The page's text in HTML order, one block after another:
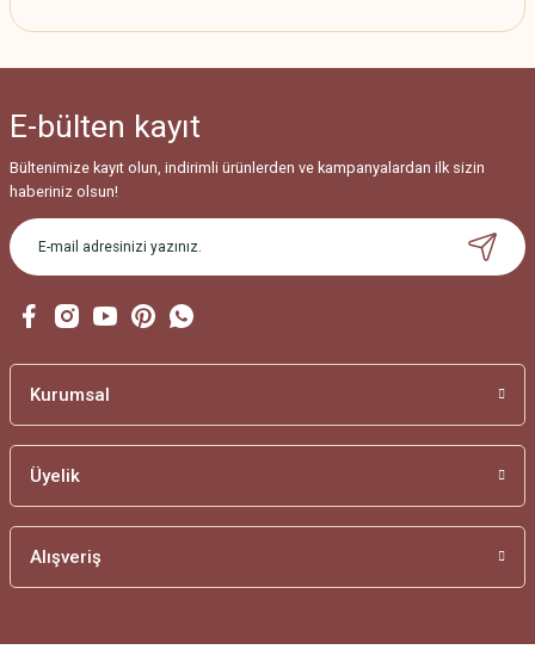
E-bülten kayıt
Bültenimize kayıt olun, indirimli ürünlerden ve kampanyalardan ilk sizin
haberiniz olsun!
Kurumsal
Üyelik
Alışveriş